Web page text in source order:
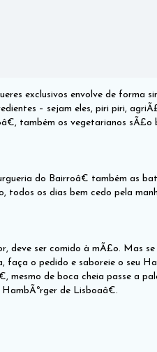
exclusivos envolve de forma
– sejam eles, piri piri,
também os vegetarianos sÃ£o
do Bairroâ€ também as
todos os dias bem cedo pela
deve ser comido à mÃ£o. Mas
o pedido e saboreie o seu
mesmo de boca cheia passe a
de Lisboaâ€.